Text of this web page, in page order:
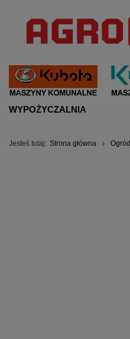
WYPOŻYCZALNIA
Jesteś tutaj: Strona główna Ogród